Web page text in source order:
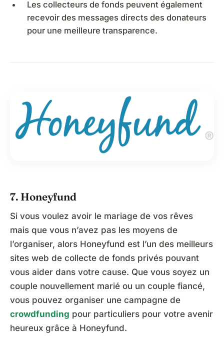
Les collecteurs de fonds peuvent également
recevoir des messages directs des donateurs
pour une meilleure transparence.
7. Honeyfund
Si vous voulez avoir le mariage de vos rêves
mais que vous n’avez pas les moyens de
l’organiser, alors Honeyfund est l’un des meilleurs
sites web de collecte de fonds privés pouvant
vous aider dans votre cause. Que vous soyez un
couple nouvellement marié ou un couple fiancé,
vous pouvez organiser une campagne de
crowdfunding pour particuliers pour votre avenir
heureux grâce à Honeyfund.